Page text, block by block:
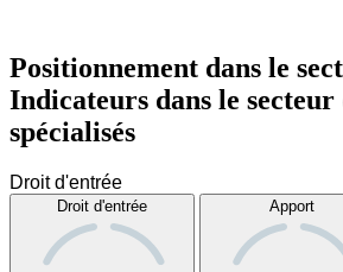
Positionnement dans le
Indicateurs dans le secteur
spécialisés
Droit d'entrée Apport